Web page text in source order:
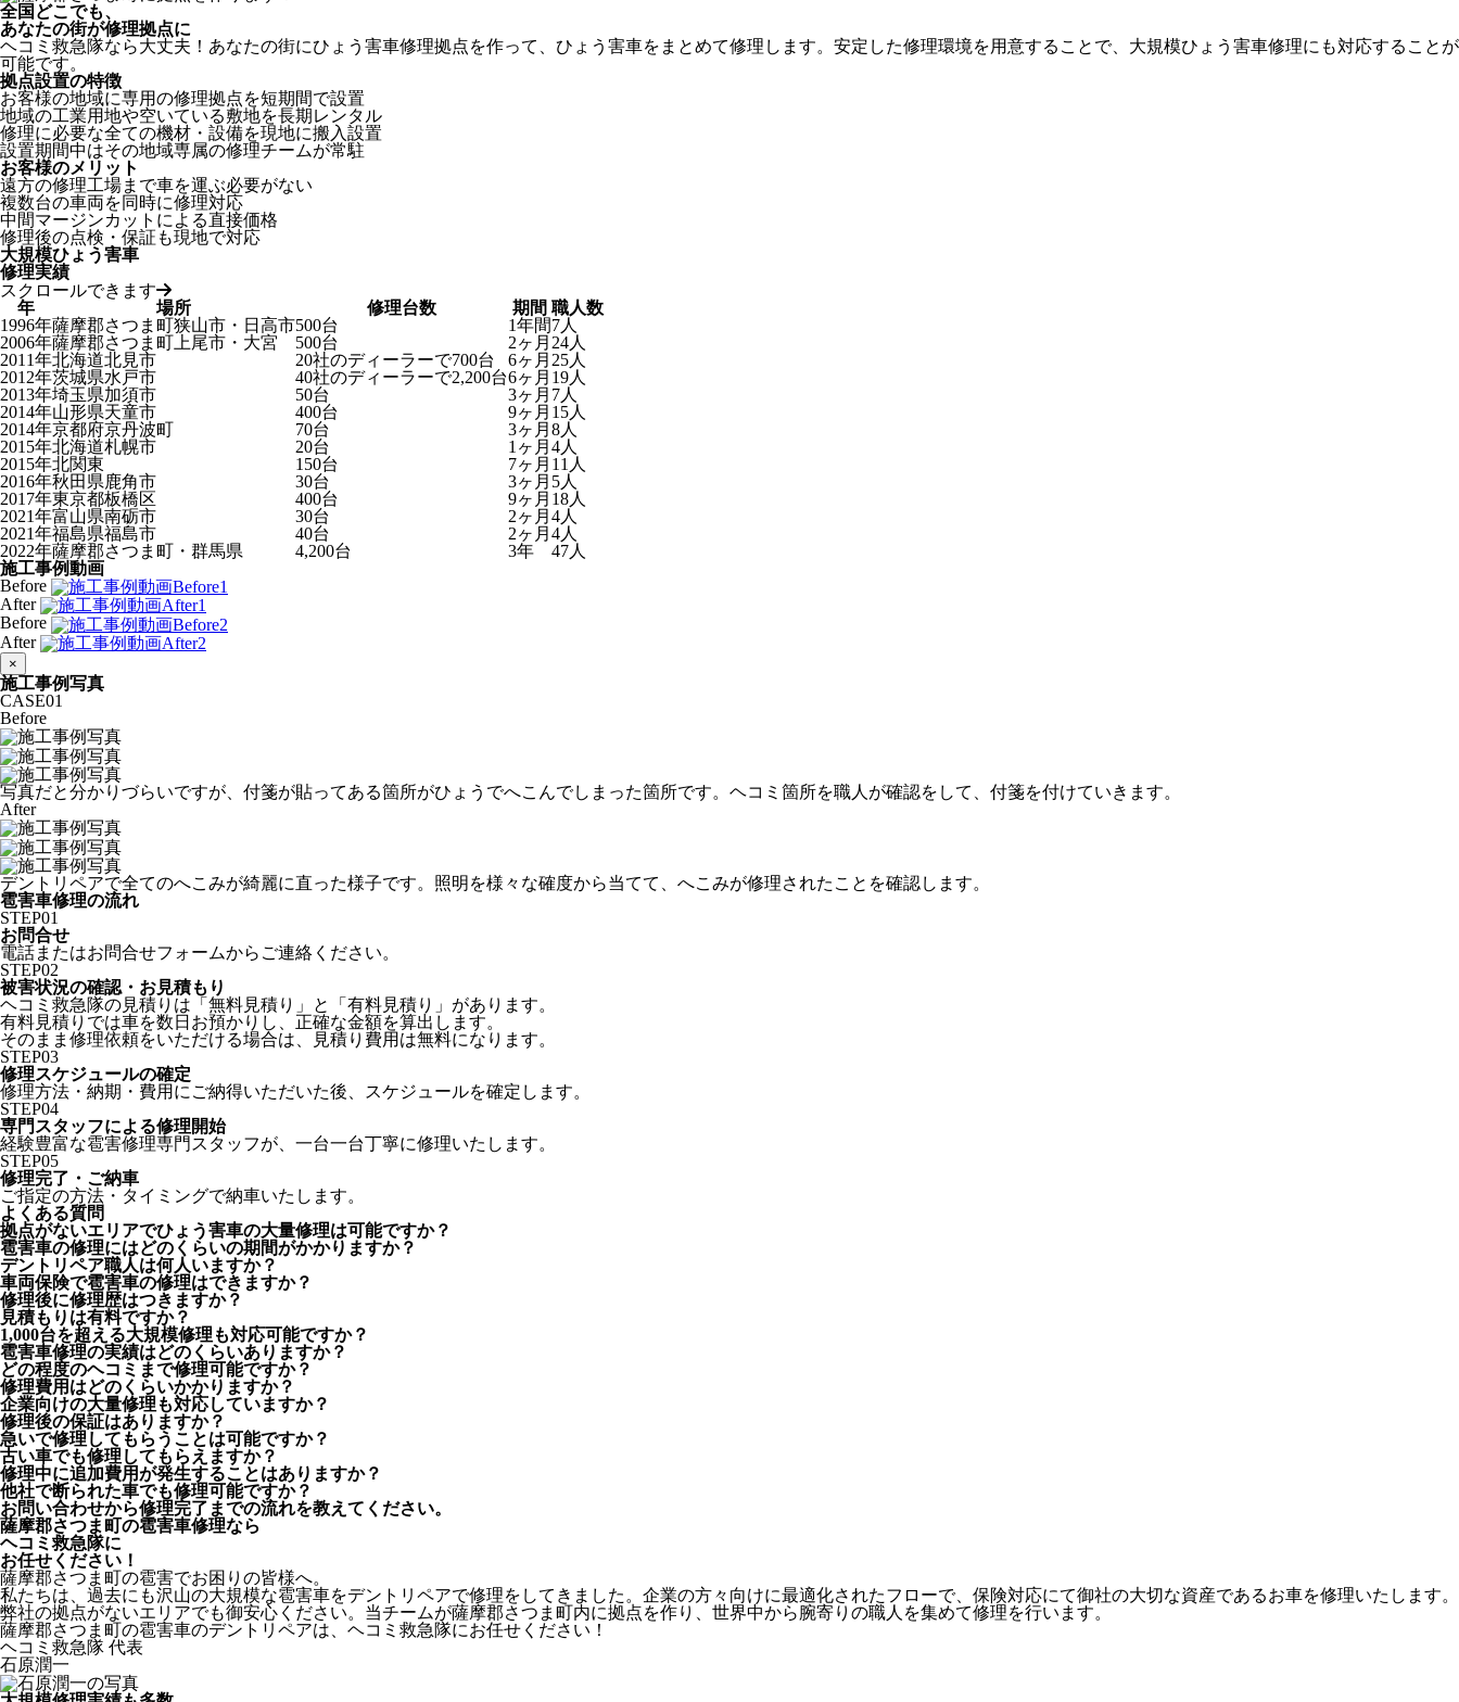
全国どこでも、
あなたの街が修理拠点に
ヘコミ救急隊なら大丈夫！あなたの街にひょう害車修理拠点を作って、ひょう害車をまとめて修理します。安定した修理環境を用意することで、大規模ひょう害車修理にも対応することが
可能です。
拠点設置の特徴
お客様の地域に専用の修理拠点を短期間で設置
地域の工業用地や空いている敷地を長期レンタル
修理に必要な全ての機材・設備を現地に搬入設置
設置期間中はその地域専属の修理チームが常駐
お客様のメリット
遠方の修理工場まで車を運ぶ必要がない
複数台の車両を同時に修理対応
中間マージンカットによる直接価格
修理後の点検・保証も現地で対応
大規模ひょう害車
修理実績
スクロールできます
年
場所 修理台数 期間 職人数
1996年薩摩郡さつま町狭山市・日高市500台 1年間7人
2006年薩摩郡さつま町上尾市・大宮 500台 2ヶ月 24人
2011年北海道北見市 20社のディーラーで700台 6ヶ月 25人
2012年茨城県水戸市 40社のディーラーで2,200台6ヶ月 19人
2013年埼玉県加須市 50台 3ヶ月 7人
2014年山形県天童市 400台 9ヶ月 15人
2014年京都府京丹波町 70台 3ヶ月 8人
2015年北海道札幌市 20台 1ヶ月 4人
2015年北関東 150台 7ヶ月 11人
2016年秋田県鹿角市 30台 3ヶ月 5人
2017年東京都板橋区 400台 9ヶ月 18人
2021年富山県南砺市 30台 2ヶ月 4人
2021年福島県福島市 40台 2ヶ月 4人
2022年薩摩郡さつま町・群馬県 4,200台 3年
47人
施工事例動画
Before
After
Before
After
×
施工事例写真
CASE01
Before
写真だと分かりづらいですが、付箋が貼ってある箇所がひょうでへこんでしまった箇所です。ヘコミ箇所を職人が確認をして、付箋を付けていきます。
After
デントリペアで全てのへこみが綺麗に直った様子です。照明を様々な確度から当てて、へこみが修理されたことを確認します。
雹害車修理の流れ
STEP01
お問合せ
電話またはお問合せフォームからご連絡ください。
STEP02
被害状況の確認・お見積もり
ヘコミ救急隊の見積りは「無料見積り」と「有料見積り」があります。
有料見積りでは車を数日お預かりし、正確な金額を算出します。
そのまま修理依頼をいただける場合は、見積り費用は無料になります。
STEP03
修理スケジュールの確定
修理方法・納期・費用にご納得いただいた後、スケジュールを確定します。
STEP04
専門スタッフによる修理開始
経験豊富な雹害修理専門スタッフが、一台一台丁寧に修理いたします。
STEP05
修理完了・ご納車
ご指定の方法・タイミングで納車いたします。
よくある質問
拠点がないエリアでひょう害車の大量修理は可能ですか？
雹害車の修理にはどのくらいの期間がかかりますか？
デントリペア職人は何人いますか？
車両保険で雹害車の修理はできますか？
修理後に修理歴はつきますか？
見積もりは有料ですか？
1,000台を超える大規模修理も対応可能ですか？
雹害車修理の実績はどのくらいありますか？
どの程度のヘコミまで修理可能ですか？
修理費用はどのくらいかかりますか？
企業向けの大量修理も対応していますか？
修理後の保証はありますか？
急いで修理してもらうことは可能ですか？
古い車でも修理してもらえますか？
修理中に追加費用が発生することはありますか？
他社で断られた車でも修理可能ですか？
お問い合わせから修理完了までの流れを教えてください。
薩摩郡さつま町の雹害車修理なら
ヘコミ救急隊に
お任せください！
薩摩郡さつま町の雹害でお困りの皆様へ。
私たちは、過去にも沢山の大規模な雹害車をデントリペアで修理をしてきました。企業の方々向けに最適化されたフローで、保険対応にて御社の大切な資産であるお車を修理いたします。
弊社の拠点がないエリアでも御安心ください。当チームが薩摩郡さつま町内に拠点を作り、世界中から腕寄りの職人を集めて修理を行います。
薩摩郡さつま町の雹害車のデントリペアは、ヘコミ救急隊にお任せください！
ヘコミ救急隊 代表
石原潤一